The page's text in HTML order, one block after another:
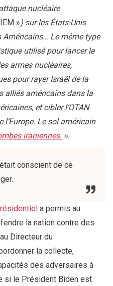
nucléaire
») sur les États-Unis
Américains… Le même type
utilisé pour lancer le
armes nucléaires,
pour rayer Israël de la
alliés américains dans la
et cibler l’OTAN
l’Europe. Le sol américain
iraniennes. ».
conscient de ce
a permis au
la nation contre des
Directeur du
la collecte,
des adversaires à
si le Président Biden est